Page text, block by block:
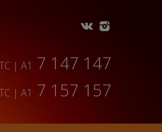
| A1 7 147 147
| A1 7 157 157